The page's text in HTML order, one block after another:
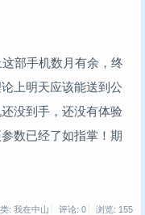
部手机数月有余，终
上明天应该能送到公
没到手，还没有体验
数已经了如指掌！期
: 我在中山 评论: 0 浏览: 155